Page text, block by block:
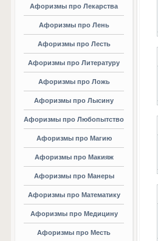
Афоризмы про Лекарства
Афоризмы про Лень
Афоризмы про Лесть
Афоризмы про Литературу
Афоризмы про Ложь
Афоризмы про Лысину
Афоризмы про Любопытство
Афоризмы про Магию
Афоризмы про Макияж
Афоризмы про Манеры
Афоризмы про Математику
Афоризмы про Медицину
Афоризмы про Месть